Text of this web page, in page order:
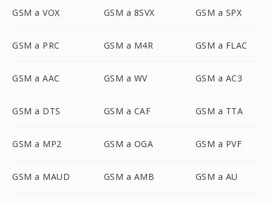
GSM a VOX GSM a 8SVX GSM a SPX
GSM a PRC GSM a M4R GSM a FLAC
GSM a AAC GSM a WV GSM a AC3
GSM a DTS GSM a CAF GSM a TTA
GSM a MP2 GSM a OGA GSM a PVF
GSM a MAUD GSM a AMB GSM a AU